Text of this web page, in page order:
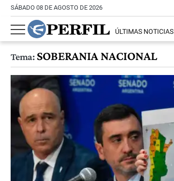
SÁBADO 08 DE AGOSTO DE 2026
ÚLTIMAS NOTICIAS
Tema:SOBERANIA NACIONAL